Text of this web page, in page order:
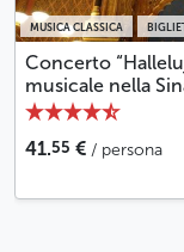
MUSICA CLASSICA
Concerto
musicale nella
41.55 € / persona